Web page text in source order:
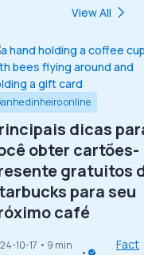
View All
dinheiro online
dicas
obter cartões-
gratuitos
para seu
café
10-17 • 9 min
Fact